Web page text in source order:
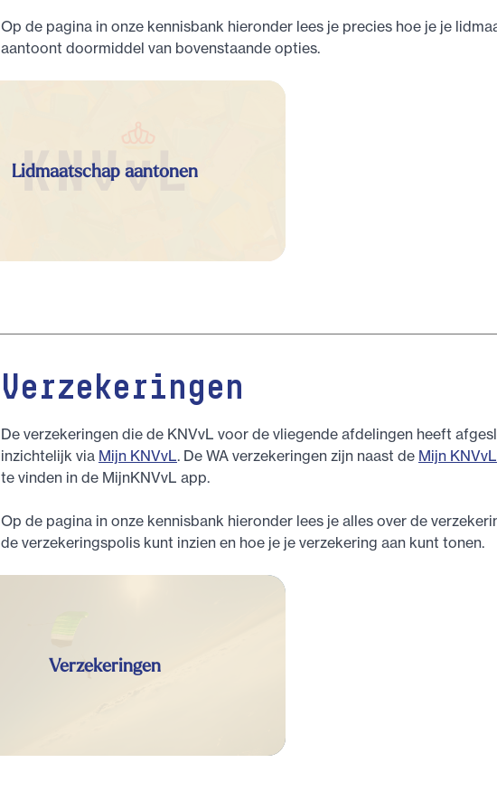
Op de pagina in onze kennisbank hieronder lees je precies hoe je je
aantoont doormiddel van bovenstaande opties.
Lidmaatschap aantonen
Verzekeringen
De verzekeringen die de KNVvL voor de vliegende afdelingen heeft
inzichtelijk via Mijn KNVvL. De WA verzekeringen zijn naast de Mijn KNVvL
te vinden in de MijnKNVvL app.
Op de pagina in onze kennisbank hieronder lees je alles over de
de verzekeringspolis kunt inzien en hoe je je verzekering aan kunt tonen.
Verzekeringen